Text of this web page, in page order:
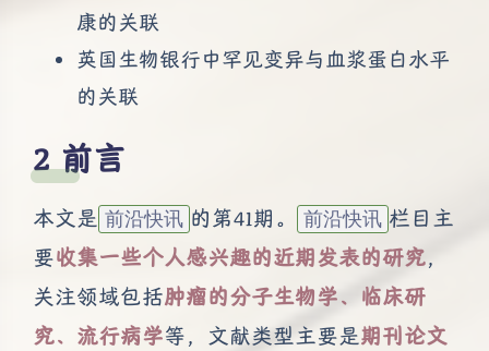
康的关联
英国生物银行中罕见变异与血浆蛋白水平
的关联
前言
本文是 前沿快讯 的第41期。 前沿快讯 栏目主
要收集一些个人感兴趣的近期发表的研究，
关注领域包括肿瘤的分子生物学、临床研
究、流行病学等，文献类型主要是期刊论文